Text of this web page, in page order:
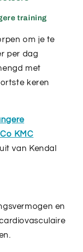
training
om je te
per dag
met
keren
van Kendal
en